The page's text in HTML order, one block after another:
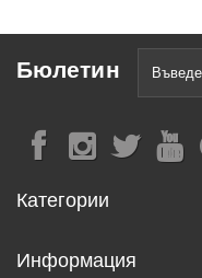
Бюлетин
Категории
Информация